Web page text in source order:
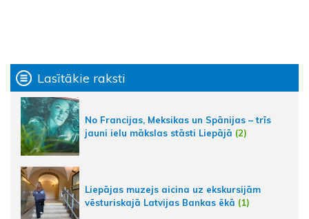
Lasītākie raksti
No Francijas, Meksikas un Spānijas – trīs
jauni ielu mākslas stāsti Liepājā (2)
Liepājas muzejs aicina uz ekskursijām
vēsturiskajā Latvijas Bankas ēkā (1)